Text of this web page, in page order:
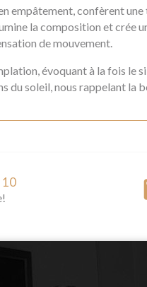
empâtement, confèrent
la composition et crée
de mouvement.
évoquant à la fois le
du soleil, nous rappelant la
10